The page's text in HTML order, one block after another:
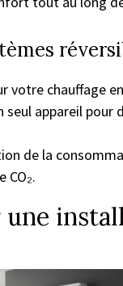
votre chauffage
seul appareil pour
de la
CO₂.
une